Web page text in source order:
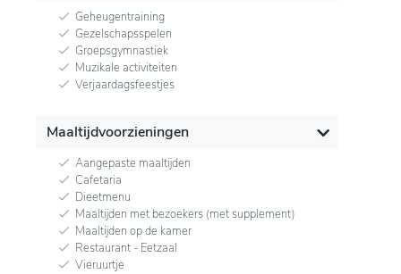
Geheugentraining
Gezelschapsspelen
Groepsgymnastiek
Muzikale activiteiten
Verjaardagsfeestjes
Maaltijdvoorzieningen
Aangepaste maaltijden
Cafetaria
Dieetmenu
Maaltijden met bezoekers (met supplement)
Maaltijden op de kamer
Restaurant - Eetzaal
Vieruurtje